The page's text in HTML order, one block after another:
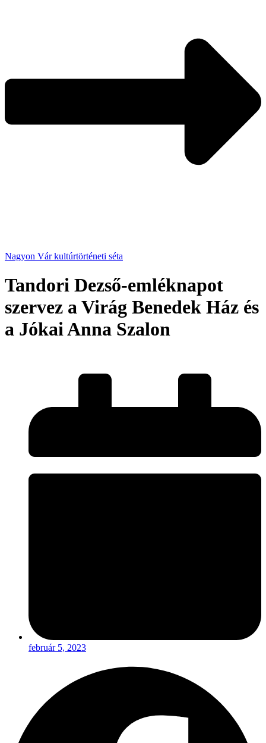
Nagyon Vár kultúrtörténeti séta
Tandori Dezső-emléknapot
szervez a Virág Benedek Ház és
a Jókai Anna Szalon
február 5, 2023